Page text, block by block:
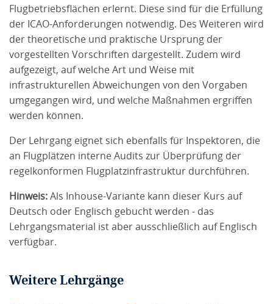
Flugbetriebsflächen erlernt. Diese sind für die Erfüllung
der ICAO-Anforderungen notwendig. Des Weiteren wird
der theoretische und praktische Ursprung der
vorgestellten Vorschriften dargestellt. Zudem wird
aufgezeigt, auf welche Art und Weise mit
infrastrukturellen Abweichungen von den Vorgaben
umgegangen wird, und welche Maßnahmen ergriffen
werden können.
Der Lehrgang eignet sich ebenfalls für Inspektoren, die
an Flugplätzen interne Audits zur Überprüfung der
regelkonformen Flugplatzinfrastruktur durchführen.
Hinweis: Als Inhouse-Variante kann dieser Kurs auf
Deutsch oder Englisch gebucht werden - das
Lehrgangsmaterial ist aber ausschließlich auf Englisch
verfügbar.
Weitere Lehrgänge